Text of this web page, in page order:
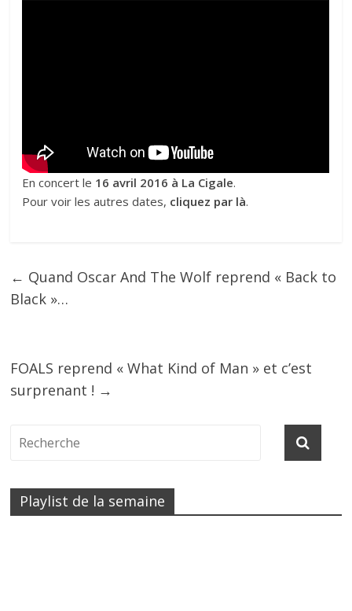
En concert le 16 avril 2016 à La Cigale.
Pour voir les autres dates, cliquez par là.
← Quand Oscar And The Wolf reprend « Back to
Black »…
FOALS reprend « What Kind of Man » et c’est
surprenant ! →
Playlist de la semaine